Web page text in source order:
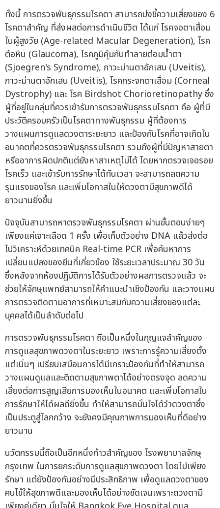
ทั้งนี้ การตรวจพันธุกรรมโรคตา สามารถบ่งชี้ความเสี่ยงของ 6
โรคตาสำคัญ ที่ส่งผลต่อการดำเนินชีวิต ได้แก่ โรคจอตาเสื่อม
ในผู้สูงวัย (Age-related Macular Degeneration), โรค
ต้อหิน (Glaucoma), โรคภูมิคุ้มกันทำลายต่อมน้ำตา
(Sjoegren's Syndrome), ภาวะม่านตาอักเสบ (Uveitis),
ภาวะม่านตาอักเสบ (Uveitis), โรคกระจกตาเสื่อม (Corneal
Dystrophy) และ โรค Birdshot Chorioretinopathy ซึ่ง
ผู้ที่อยู่ในกลุ่มที่ควรเข้ารับการตรวจพันธุกรรมโรคตา คือ ผู้ที่มี
ประวัติครอบครัวเป็นโรคตาทางพันธุกรรม ผู้ที่ต้องการ
วางแผนการดูแลดวงตาระยะยาว และป้องกันโรคที่อาจเกิดใน
อนาคตที่ควรตรวจพันธุกรรมโรคตา รวมถึงผู้ที่มีปัญหาสายตา
หรืออาการผิดปกติแต่ยังหาสาเหตุไม่ได้ โดยหากตรวจเจอรอย
โรคเร็ว และเข้ารับการรักษาได้ทันเวลา จะสามารถลดความ
รุนแรงของโรค และเพิ่มโอกาสในให้ดวงตามีสุขภาพดีได้
ยาวนานยิ่งขึ้น
ปัจจุบันสามารถหาตรวจพันธุกรรมโรคตา ผ่านขั้นตอนง่ายๆ
เพียงแค่เจาะเลือด 1 ครั้ง เพื่อเก็บตัวอย่าง DNA แล้วส่งต่อ
ไปวิเคราะห์ด้วยเทคนิค Real-time PCR เพื่อค้นหาการ
เปลี่ยนแปลงของยีนที่เกี่ยวข้อง ใช้ระยะเวลาประมาณ 30 วัน
ซึ่งหลังจากห้องปฏิบัติการได้รับตัวอย่างผลการตรวจแล้ว จะ
ช่วยให้จักษุแพทย์สามารถให้คำแนะนำเชิงป้องกัน และวางแผน
การตรวจติดตามอาการที่เหมาะสมกับความเสี่ยงของแต่ละ
บุคคลได้เป็นลำดับต่อไป
การตรวจพันธุกรรมโรคตา ถือเป็นหนึ่งในกุญแจสำคัญของ
การดูแลสุขภาพดวงตาในระยะยาว เพราะการรู้ความเสี่ยงตั้ง
แต่เนิ่นๆ เปรียบเสมือนการได้มีเกราะป้องกันที่ทำให้สามารถ
วางแผนดูแลและติดตามสุขภาพตาได้อย่างตรงจุด ลดความ
เสี่ยงต่อการสูญเสียการมองเห็นในอนาคต และเพิ่มโอกาสใน
การรักษาให้ได้ผลดียิ่งขึ้น ทำให้สามารถมั่นใจได้ว่าดวงตาซึ่ง
เป็นประตูสู่โลกกว้าง จะยังคงมีคุณภาพการมองเห็นที่ดีอย่าง
ยาวนาน
นวัตกรรมนี้ถือเป็นอีกหนึ่งก้าวสำคัญของ โรงพยาบาลจักษุ
กรุงเทพ ในการยกระดับการดูแลสุขภาพดวงตา โดยไม่เพียง
รักษา แต่ยังป้องกันอย่างมีประสิทธิภาพ เพื่อดูแลดวงตาของ
คนไข้ให้สุขภาพดีและมองเห็นได้อย่างชัดเจนเพราะดวงตามี